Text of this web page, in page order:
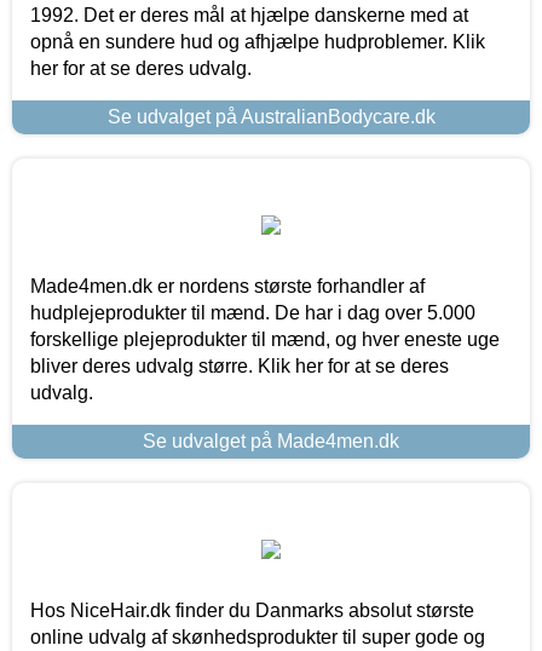
1992. Det er deres mål at hjælpe danskerne med at
opnå en sundere hud og afhjælpe hudproblemer. Klik
her for at se deres udvalg.
Se udvalget på AustralianBodycare.dk
Made4men.dk er nordens største forhandler af
hudplejeprodukter til mænd. De har i dag over 5.000
forskellige plejeprodukter til mænd, og hver eneste uge
bliver deres udvalg større. Klik her for at se deres
udvalg.
Se udvalget på Made4men.dk
Hos NiceHair.dk finder du Danmarks absolut største
online udvalg af skønhedsprodukter til super gode og